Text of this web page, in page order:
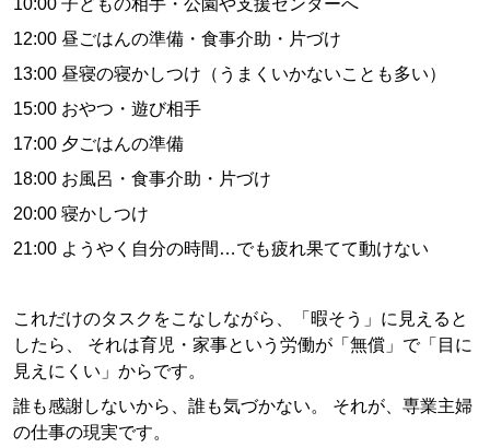
10:00 子どもの相手・公園や支援センターへ
12:00 昼ごはんの準備・食事介助・片づけ
13:00 昼寝の寝かしつけ（うまくいかないことも多い）
15:00 おやつ・遊び相手
17:00 夕ごはんの準備
18:00 お風呂・食事介助・片づけ
20:00 寝かしつけ
21:00 ようやく自分の時間…でも疲れ果てて動けない
これだけのタスクをこなしながら、「暇そう」に見えると
したら、 それは育児・家事という労働が「無償」で「目に
見えにくい」からです。
誰も感謝しないから、誰も気づかない。 それが、専業主婦
の仕事の現実です。